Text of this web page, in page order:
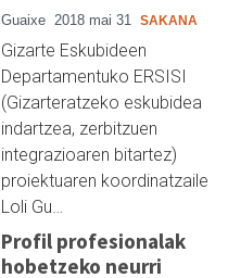
Guaixe 2018 mai 31 SAKANA
Gizarte Eskubideen
Departamentuko ERSISI
(Gizarteratzeko eskubidea
indartzea, zerbitzuen
integrazioaren bitartez)
proiektuaren koordinatzaile
Loli Gu…
Profil profesionalak
hobetzeko neurri